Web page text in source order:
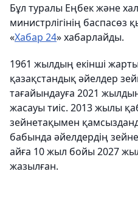
Бұл туралы Еңбек және
министрлігінің баспасөз
«Хабар 24» хабарлайды.
1961 жылдың екінші
қазақстандық әйелдер
тағайындауға 2021
жасауы тиіс. 2013 жылы
зейнетақымен
бабында әйелдердің
айға 10 жыл бойы 2027
жазылған.